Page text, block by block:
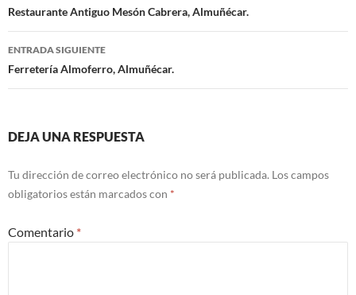
Navegación
de
entradas
Restaurante Antiguo Mesón Cabrera, Almuñécar.
ENTRADA SIGUIENTE
Ferretería Almoferro, Almuñécar.
DEJA UNA RESPUESTA
Tu dirección de correo electrónico no será publicada. Los campos
obligatorios están marcados con *
Comentario *